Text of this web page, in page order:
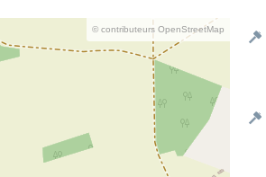
© contributeurs OpenStreetMap